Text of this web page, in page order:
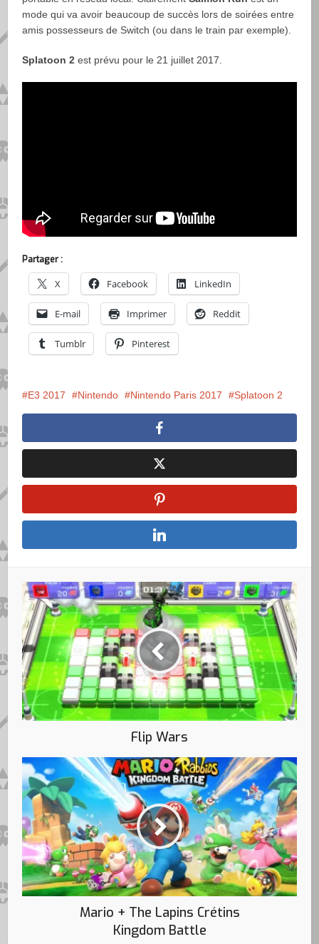
mode qui va avoir beaucoup de succès lors de soirées entre
amis possesseurs de Switch (ou dans le train par exemple).
Splatoon 2 est prévu pour le 21 juillet 2017.
Partager :
X Facebook LinkedIn
E-mail Imprimer Reddit
Tumblr Pinterest
E3 2017 Nintendo Nintendo Paris 2017 Splatoon 2
Flip Wars
Mario + The Lapins Crétins
Kingdom Battle